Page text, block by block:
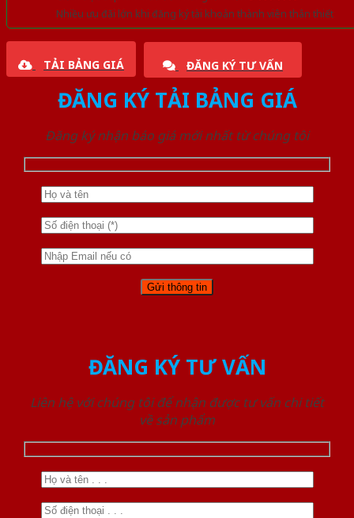
Nhiều ưu đãi lớn khi đăng ký tài khoản thành viên thân thiết
TẢI BẢNG GIÁ ĐĂNG KÝ TƯ VẤN
ĐĂNG KÝ TẢI BẢNG GIÁ
Đăng ký nhận báo giá mới nhất từ chúng tôi
ĐĂNG KÝ TƯ VẤN
Liên hệ với chúng tôi để nhận được tư vấn chi tiết
về sản phẩm